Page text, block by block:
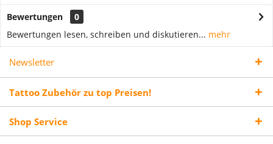
Bewertungen
0
Bewertungen lesen, schreiben und diskutieren... mehr
Newsletter
Tattoo Zubehör zu top Preisen!
Shop Service